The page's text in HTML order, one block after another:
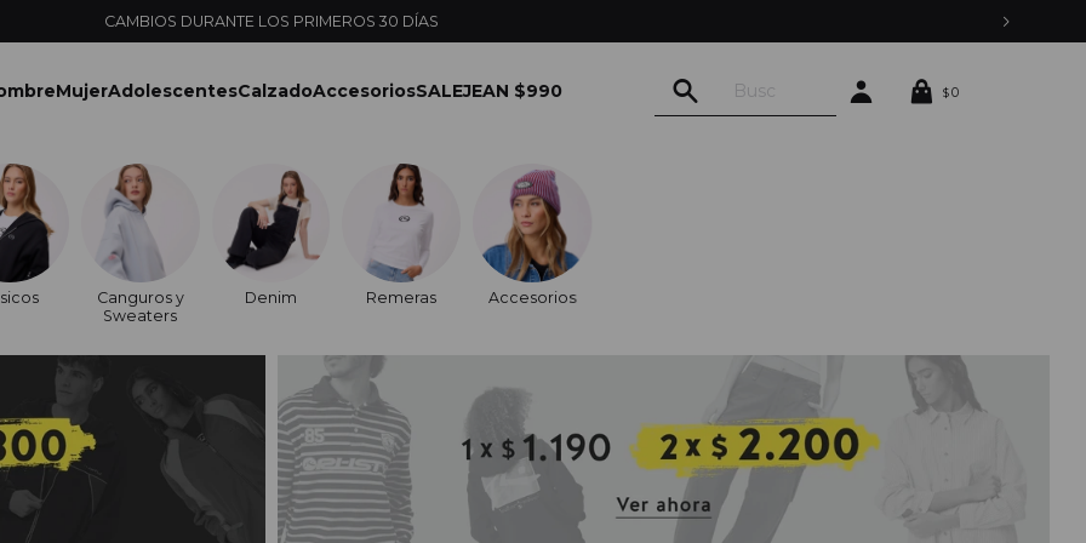
CAMBIOS DURANTE LOS PRIMEROS 30 DÍAS
MujerAdolescentesCalzadoAccesoriosSALEJEAN $990 $0
Canguros y
Sweaters
Denim Remeras Accesorios